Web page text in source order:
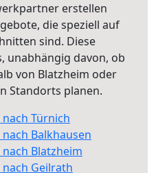
erstellen
die speziell auf
sind. Diese
unabhängig davon, ob
von Blatzheim oder
Standorts planen.
Türnich
Balkhausen
Blatzheim
Geilrath